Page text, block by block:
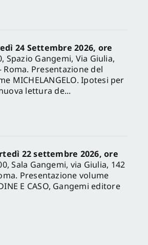
24 Settembre 2026, ore
Spazio Gangemi, Via Giulia,
Roma. Presentazione del
MICHELANGELO. Ipotesi per
lettura de...
22 settembre 2026, ore
Sala Gangemi, via Giulia, 142
Presentazione volume
E CASO, Gangemi editore